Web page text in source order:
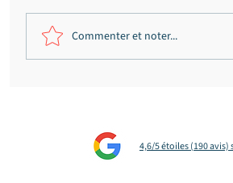
annulées, bande
période de prévention
Commenter et noter...
4,6/5 étoiles (190 avis)